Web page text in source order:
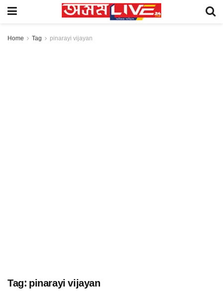
Home Tag pinarayi vijayan
Tag: pinarayi vijayan